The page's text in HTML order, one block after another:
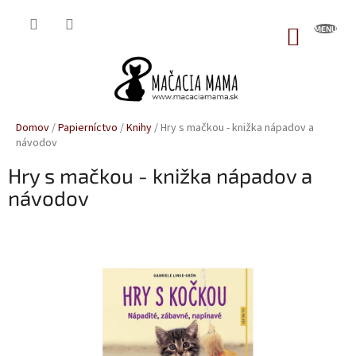
Domov/Papierníctvo /Knihy/Hry s mačkou - knižka nápadov a
návodov
Hry s mačkou - knižka nápadov a
návodov